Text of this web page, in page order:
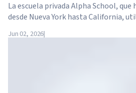
La escuela privada Alpha School,
desde Nueva York hasta California,
día. La escuela no tiene profesores
Jun 02, 2026|